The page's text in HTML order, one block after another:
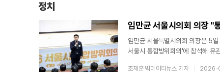
정치
임만균 서울시의회 의장 "
임만균 서울특별시의회 의장은 5
서울시 통합방위회의'에 참석해 유
국가정보원과 수도방위사령부의
조재훈 빅데이터뉴스 기자 2026-